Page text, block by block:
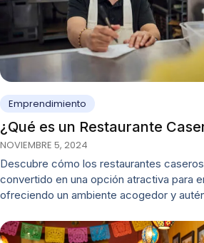
Emprendimiento
¿Qué es un Restaurante
NOVIEMBRE 5, 2024
Descubre cómo los restaurantes
convertido en una opción atractiva para
ofreciendo un ambiente acogedor y